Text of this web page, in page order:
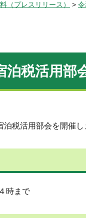
（プレスリリース） >
泊税活用部
税活用部会を開催し
時まで